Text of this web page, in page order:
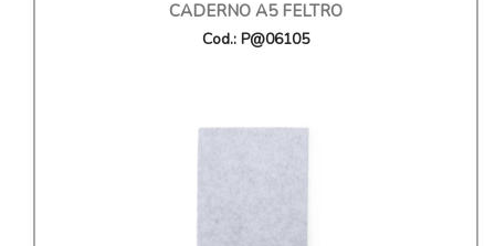
CADERNO A5 FELTRO
Cod.: P@06105